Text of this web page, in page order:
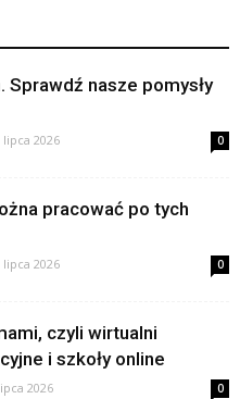
nasze pomysły
lipca 2026 0
pracować po tych
lipca 2026 0
czyli wirtualni
i szkoły online
2026 0